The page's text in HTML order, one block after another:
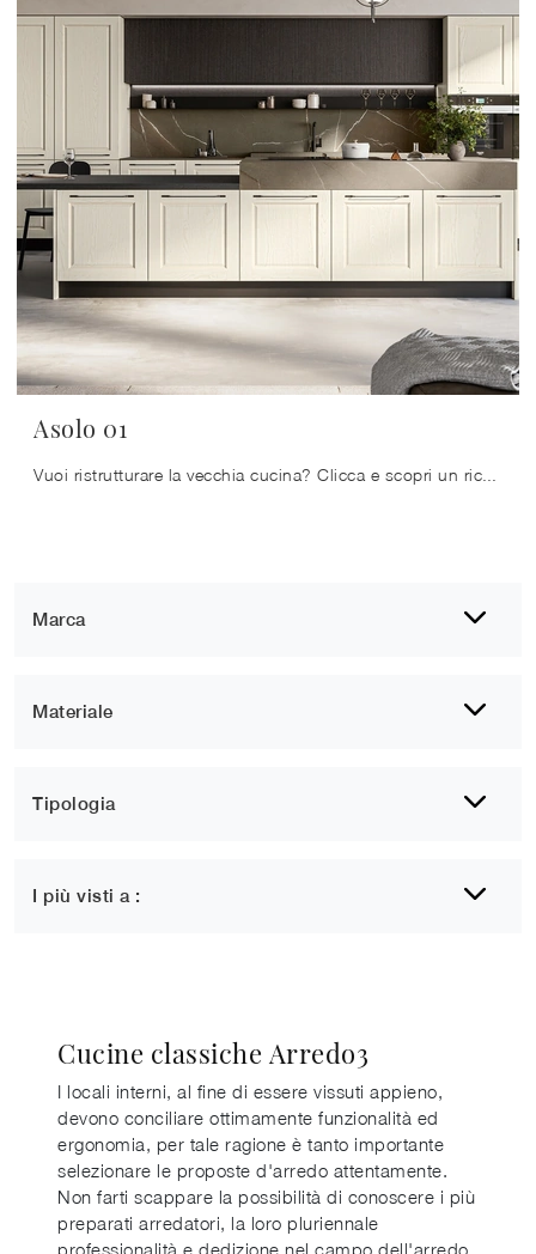
Marca
Materiale
Tipologia
I più visti a :
Asolo 01
Cucine classiche Arredo3
I locali interni, al fine di essere vissuti appieno,
devono conciliare ottimamente funzionalità ed
ergonomia, per tale ragione è tanto importante
selezionare le proposte d'arredo attentamente.
Non farti scappare la possibilità di conoscere i più
preparati arredatori, la loro pluriennale
professionalità e dedizione nel campo dell'arredo